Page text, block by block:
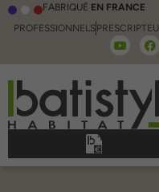
FABRIQUÉ EN FRANCE
PROFESSIONNELS